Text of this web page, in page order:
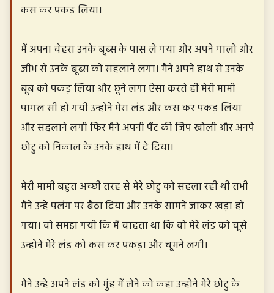
कस कर पकड़ लिया।
मैं अपना चेहरा उनके बूब्स के पास ले गया और अपने गालो और
जीभ से उनके बूब्स को सहलाने लगा। मैने अपने हाथ से उनके
बूब को पकड़ लिया और छूने लगा ऐसा करते ही मेरी मामी
पागल सी हो गयी उन्होने मेरा लंड और कस कर पकड़ लिया
और सहलाने लगी फिर मैने अपनी पैंट की ज़िप खोली और अनपे
छोटु को निकाल के उनके हाथ में दे दिया।
मेरी मामी बहुत अच्छी तरह से मेरे छोटु को सहला रही थी तभी
मैने उन्हे पलंग पर बैठा दिया और उनके सामने जाकर खड़ा हो
गया। वो समझ गयी कि मैं चाहता था कि वो मेरे लंड को चूसे
उन्होने मेरे लंड को कस कर पकड़ा और चूमने लगी।
मैने उन्हे अपने लंड को मुंह में लेने को कहा उन्होने मेरे छोटु के